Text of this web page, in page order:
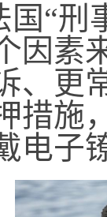
国“刑
因素
、更
措施
电子